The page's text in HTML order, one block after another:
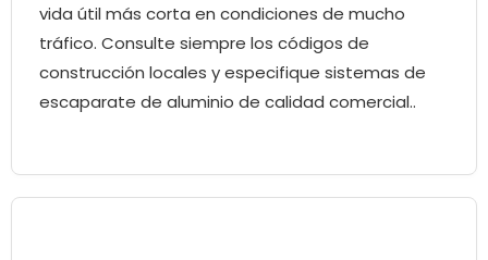
vida útil más corta en condiciones de mucho
tráfico. Consulte siempre los códigos de
construcción locales y especifique sistemas de
escaparate de aluminio de calidad comercial..